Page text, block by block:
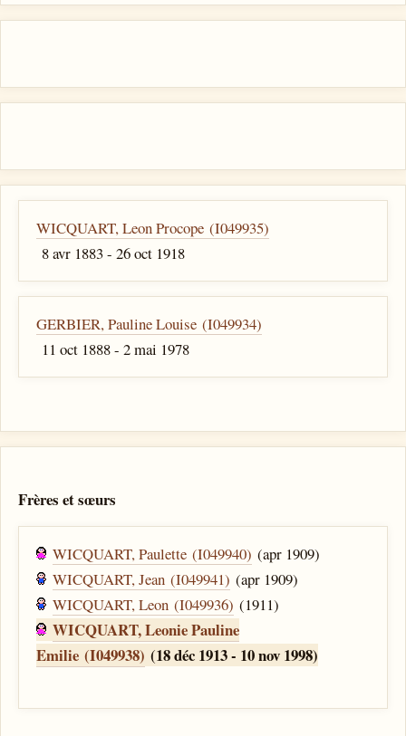
WICQUART, Leon Procope (I049935)
8 avr 1883 - 26 oct 1918
GERBIER, Pauline Louise (I049934)
11 oct 1888 - 2 mai 1978
Frères et sœurs
WICQUART, Paulette (I049940) (apr 1909)
WICQUART, Jean (I049941) (apr 1909)
WICQUART, Leon (I049936) (1911)
WICQUART, Leonie Pauline
Emilie (I049938) (18 déc 1913 - 10 nov 1998)